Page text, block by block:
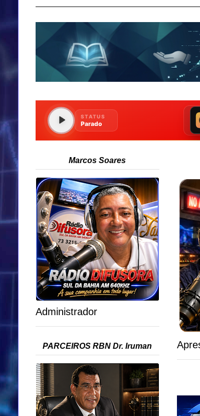
Marcos Soares
Administrador
PARCEIROS RBN Dr. Iruman